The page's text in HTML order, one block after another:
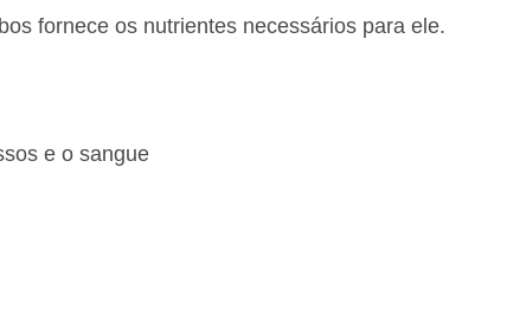
fornece os nutrientes necessários para ele.
e o sangue